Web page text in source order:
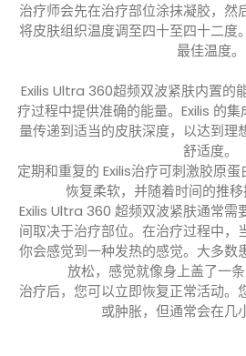
治疗师会先在治疗部位涂抹凝胶，然
将皮肤组织温度调至四十至四十二度
最佳温度。
Exilis Ultra 360超频双波紧肤内置的
疗过程中提供准确的能量。Exilis 的
量传递到适当的皮肤深度，以达到理
舒适度。
定期和重复的 Exilis治疗可刺激胶原
恢复柔软，并随着时间的推移
Exilis Ultra 360 超频双波紧肤通常需
间取决于治疗部位。在治疗过程中，
你会感觉到一种发热的感觉。大多数
放松，感觉就像身上盖了一条
治疗后，您可以立即恢复正常活动。
或肿胀，但通常会在几